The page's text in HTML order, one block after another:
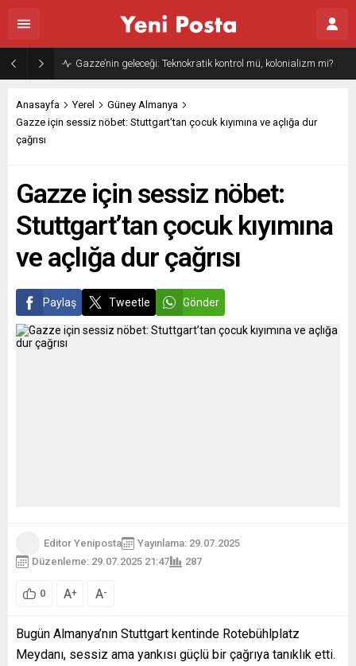
Gazze’nin geleceği: Teknokratik kontrol mü, kolonializm mi?
Anasayfa Yerel
Güney Almanya
Gazze için sessiz nöbet: Stuttgart’tan çocuk kıyımına ve açlığa dur
çağrısı
Gazze için sessiz nöbet:
Stuttgart’tan çocuk kıyımına
ve açlığa dur çağrısı
Paylaş Tweetle Gönder
Editor Yeniposta
Yayınlama: 29.07.2025
Düzenleme: 29.07.2025 21:47
287
0 A+ A-
Bugün Almanya’nın Stuttgart kentinde Rotebühlplatz
Meydanı, sessiz ama yankısı güçlü bir çağrıya tanıklık etti.